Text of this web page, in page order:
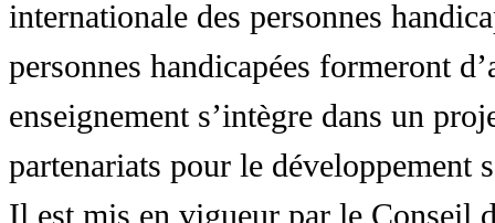
internationale des personnes
personnes handicapées formeront
enseignement s’intègre dans un
partenariats pour le développement
Il est mis en vigueur par le Conseil